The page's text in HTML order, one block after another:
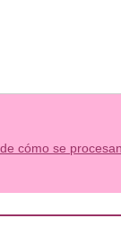
cómo se